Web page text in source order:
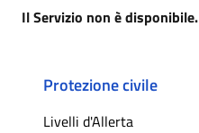
Il Servizio non è disponibile.
Protezione civile
Livelli d'Allerta